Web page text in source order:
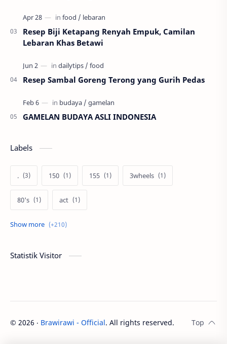
Resep Biji Ketapang Renyah Empuk, Camilan
Lebaran Khas Betawi
Resep Sambal Goreng Terong yang Gurih Pedas
GAMELAN BUDAYA ASLI INDONESIA
Labels
. 150 155 3wheels
80's act
afiliasi aku anak pramuka
beasiswa BCA beasiswa guru
Statistik Visitor
© 2026 ‧ Brawirawi - Official. All rights reserved.